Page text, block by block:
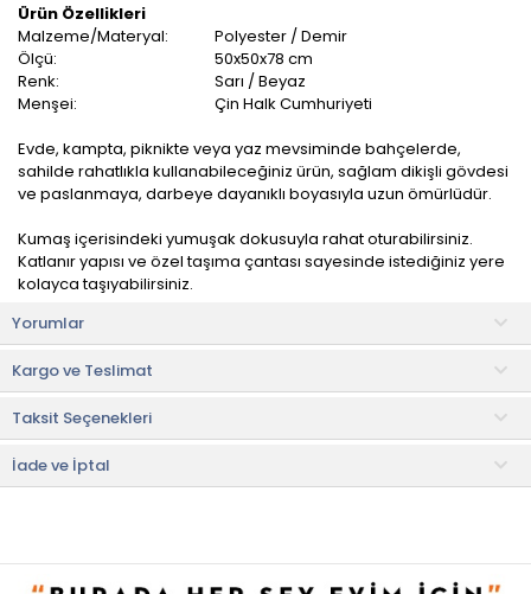
Ürün Özellikleri
Malzeme/Materyal:
Polyester / Demir
Ölçü:
50x50x78 cm
Renk:
Sarı / Beyaz
Menşei:
Çin Halk Cumhuriyeti
Evde, kampta, piknikte veya yaz mevsiminde bahçelerde,
sahilde rahatlıkla kullanabileceğiniz ürün, sağlam dikişli gövdesi
ve paslanmaya, darbeye dayanıklı boyasıyla uzun ömürlüdür.
Kumaş içerisindeki yumuşak dokusuyla rahat oturabilirsiniz.
Katlanır yapısı ve özel taşıma çantası sayesinde istediğiniz yere
kolayca taşıyabilirsiniz.
Bardak bölmesiyle içeceklerinizi yanınızdan ayırmadan
kolaylıkla muhafaza edebilirsiniz.
Kurulum
• Ürün kurulum gerektirmez.
• Koliden çıkardıktan sonra sandalyeyi açık konuma getirmeniz
gerekir. Tek elle dahi kurulum sağlanabileceği için sandalye her
açıdan konfor sağlar.
temizlenebilir. Ürünün metal iskeleti leke bırakmaz. Kumaş
Yorumlar
Kargo ve Teslimat
Taksit Seçenekleri
İade ve İptal